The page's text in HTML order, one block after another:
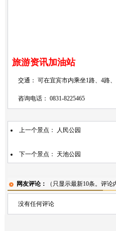
旅游资讯加油站
交通： 可在宜宾市内乘坐1路、4路
咨询电话： 0831-8225465
上一个景点： 人民公园
下一个景点： 天池公园
网友评论： （只显示最新10条。评
没有任何评论